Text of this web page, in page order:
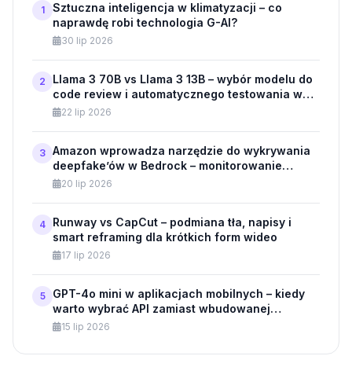
1
Sztuczna inteligencja w klimatyzacji – co
naprawdę robi technologia G-AI?
30 lip 2026
2
Llama 3 70B vs Llama 3 13B – wybór modelu do
code review i automatycznego testowania w
API22 lip 2026
3 Amazon wprowadza narzędzie do wykrywania
deepfake’ów w Bedrock – monitorowanie
modeli generatywnych dla klientów
20 lip 2026
4
Runway vs CapCut – podmiana tła, napisy i
smart reframing dla krótkich form wideo
17 lip 2026
5
GPT-4o mini w aplikacjach mobilnych – kiedy
warto wybrać API zamiast wbudowanej
aplikacji?
15 lip 2026